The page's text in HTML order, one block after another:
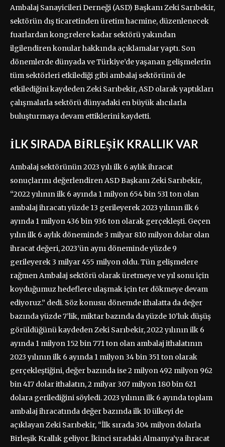
Ambalaj Sanayicileri Derneği (ASD) Başkanı Zeki Sarıbekir,
sektörün dış ticaretinden üretim hacmine, düzenlenecek
fuarlardan kongrelere kadar sektörü yakından
ilgilendiren konular hakkında açıklamalar yaptı. Son
dönemlerde dünyada ve Türkiye’de yaşanan gelişmelerin
tüm sektörleri etkilediği gibi ambalaj sektörünü de
etkilediğini kaydeden Zeki Sarıbekir, ASD olarak yaptıkları
çalışmalarla sektörü dünyadaki en büyük alıcılarla
buluşturmaya devam ettiklerini kaydetti.
İLK SIRADA BİRLEŞİK KRALLIK VAR
Ambalaj sektörünün 2023 yılı ilk 6 aylık ihracat
sonuçlarını değerlendiren ASD Başkanı Zeki Sarıbekir,
“2022 yılının ilk 6 ayında 1 milyon 654 bin 531 ton olan
ambalaj ihracatı yüzde 13 gerileyerek 2023 yılının ilk 6
ayında 1 milyon 436 bin 936 ton olarak gerçekleşti. Geçen
yılın ilk 6 aylık döneminde 3 milyar 810 milyon dolar olan
ihracat değeri, 2023’ün aynı döneminde yüzde 9
gerileyerek 3 milyar 455 milyon oldu. Tün gelişmelere
rağmen Ambalaj sektörü olarak üretmeye ve yıl sonu için
koyduğumuz hedeflere ulaşmak için ter dökmeye devam
ediyoruz.” dedi. Söz konusu dönemde ithalatta da değer
bazında yüzde 7’lik, miktar bazında da yüzde 10’luk düşüş
görüldüğünü kaydeden Zeki Sarıbekir, 2022 yılının ilk 6
ayında 1 milyon 152 bin 771 ton olan ambalaj ithalatının
2023 yılının ilk 6 ayında 1 milyon 34 bin 351 ton olarak
gerçekleştiğini, değer bazında ise 2 milyon 492 milyon 962
bin 417 dolar ithalatın, 2 milyar 307 milyon 180 bin 621
dolara gerilediğini söyledi. 2023 yılının ilk 6 ayında toplam
ambalaj ihracatında değer bazında ilk 10 ülkeyi de
açıklayan Zeki Sarıbekir, “İlk sırada 304 milyon dolarla
Birleşik Krallık geliyor. İkinci sıradaki Almanya’ya ihracat